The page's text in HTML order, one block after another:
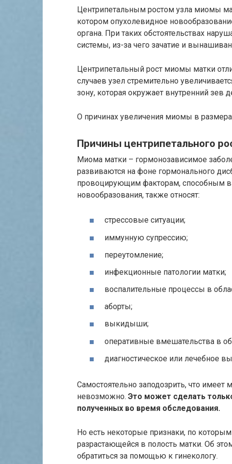
Центрипетальным ростом узла миомы
котором опухолевидное
органа. При таких обстоятельствах
системы, из-за чего зачатие и
Центрипетальный рост миомы матки
случаев узел стремительно
зону, которая окружает внутренний зев
О причинах увеличения миомы в
Причины центрипетального
Миома матки – гормонозависимое
развиваются на фоне гормонального
провоцирующим факторам, способным
новообразования, также относят:
стрессовые ситуации;
иммунную супрессию;
переутомление;
инфекционные патологии матки;
воспалительные процессы в
аборты;
выкидыши;
оперативные вмешательства в
диагностическое или лечебное
Самостоятельно заподозрить, что
невозможно. Это может сделать
полученных во время обследования.
Но есть некоторые признаки, по
разрастающейся в полость матки. Об
обратиться за помощью к гинекологу.